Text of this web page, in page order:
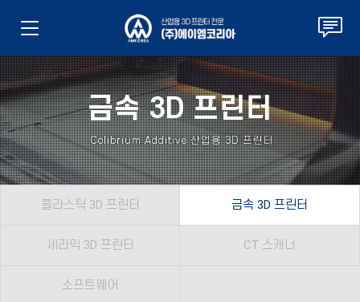
금속 3D 프린터
Colibrium Additive 산업용 3D 프린터
플라스틱 3D 프린터 금속 3D 프린터
세라믹 3D 프린터 CT 스캐너
소프트웨어